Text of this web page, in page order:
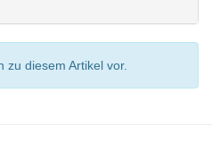
zu diesem Artikel vor.